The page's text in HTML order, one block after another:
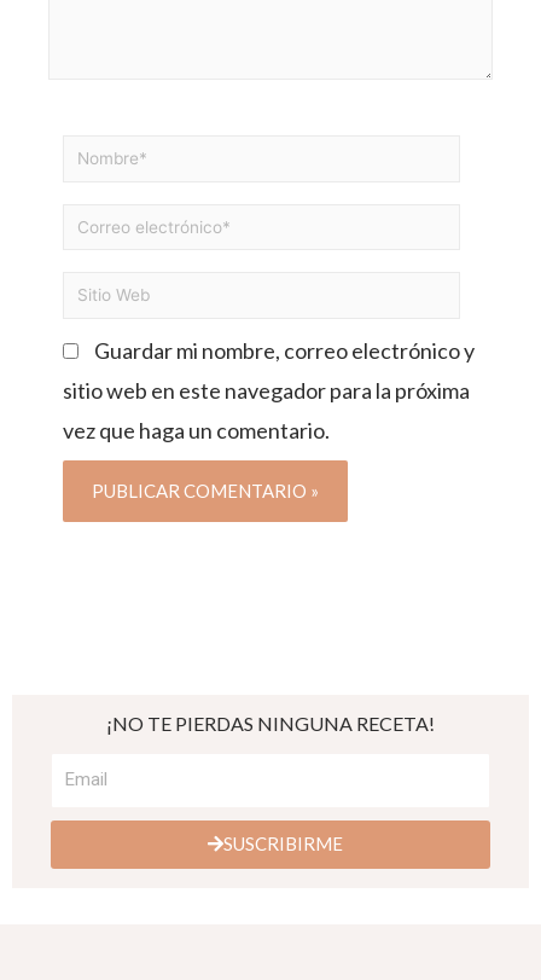
Guardar mi nombre, correo electrónico y
sitio web en este navegador para la próxima
vez que haga un comentario.
¡NO TE PIERDAS NINGUNA RECETA!
SUSCRIBIRME